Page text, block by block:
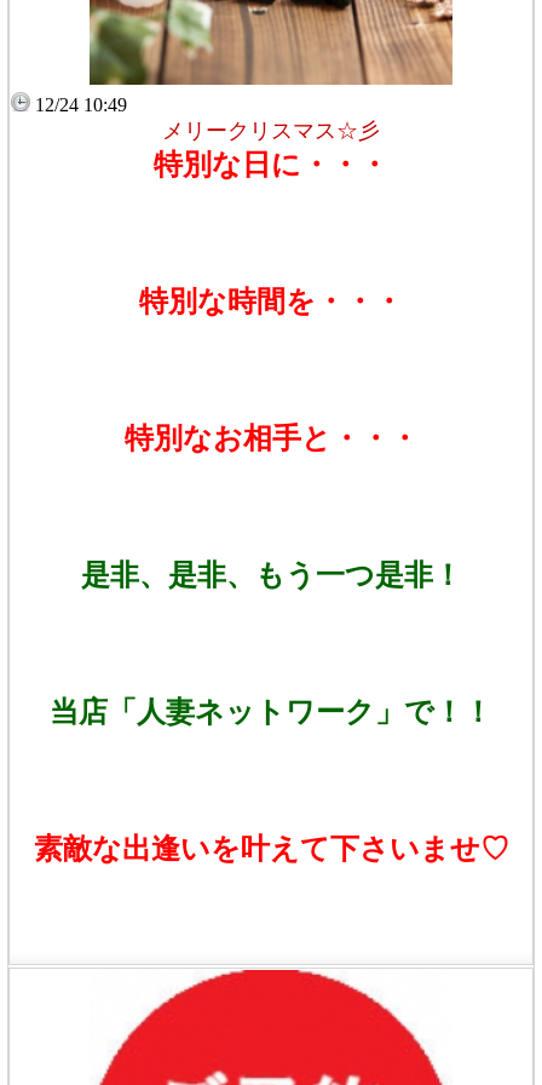
12/24 10:49
メリークリスマス☆彡
特別な日に・・・
特別な時間を・・・
特別なお相手と・・・
是非、是非、もう一つ是非！
当店「人妻ネットワーク」で！！
素敵な出逢いを叶えて下さいませ♡